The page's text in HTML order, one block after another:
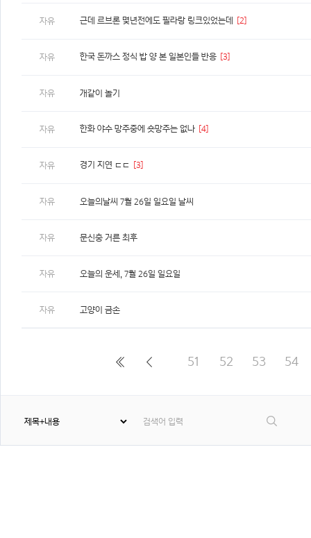
자유 근데 르브론 몇년전에도 필라랑 링크있었는데 [2]
자유 한국 돈까스 정식 밥 양 본 일본인들 반응 [3]
자유 개같이 놀기
자유 한화 야수 망주중에 숏망주는 없나 [4]
자유 경기 지연 ㄷㄷ [3]
자유 오늘의날씨 7월 26일 일요일 날씨
자유 문신충 거른 최후
자유 오늘의 운세, 7월 26일 일요일
자유 고양이 금손
51 52 53 54